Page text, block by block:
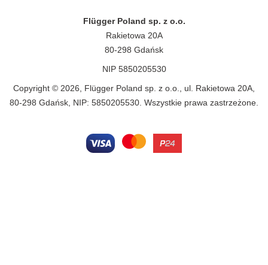
Flügger Poland sp. z o.o.
Rakietowa 20A
80-298 Gdańsk
NIP 5850205530
Copyright © 2026, Flügger Poland sp. z o.o., ul. Rakietowa 20A,
80-298 Gdańsk, NIP: 5850205530. Wszystkie prawa zastrzeżone.